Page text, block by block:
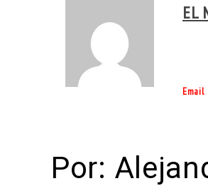
EL
Email
Por: